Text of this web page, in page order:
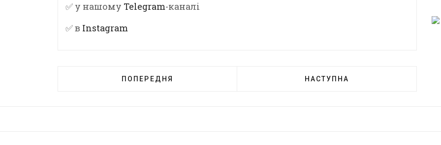
✅ у нашому Telegram-каналі
✅ в Instagram
ПОПЕРЕДНЯ НАСТУПНА